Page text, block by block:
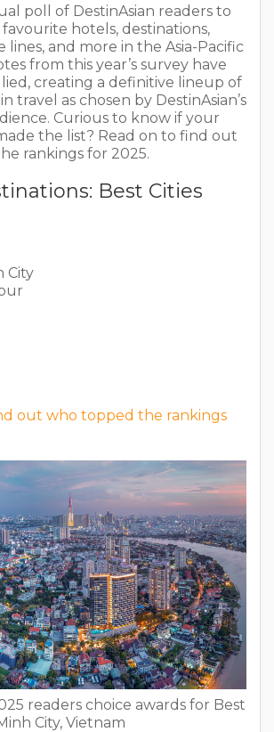
poll of DestinAsian readers to
hotels, destinations,
lines, and more in the Asia-Pacific
from this year’s survey have
creating a definitive lineup of
travel as chosen by DestinAsian’s
Curious to know if your
the list? Read on to find out
rankings for 2025.
Best Cities
City
out who topped the rankings
readers choice awards for Best
City, Vietnam